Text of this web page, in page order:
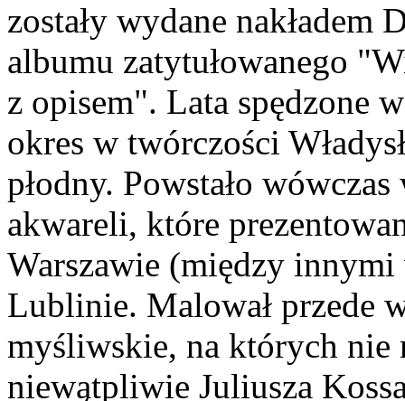
zostały wydane
albumu zatytułowanego
z opisem". Lata spędzone
okres w twórczości
płodny. Powstało
akwareli, które
Warszawie (między
Lublinie. Malował przede
myśliwskie, na których nie
niewątpliwie Juliusza